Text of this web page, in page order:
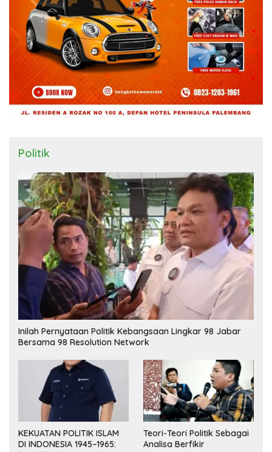
Politik
Inilah Pernyataan Politik Kebangsaan Lingkar 98 Jabar
Bersama 98 Resolution Network
KEKUATAN POLITIK ISLAM
DI INDONESIA 1945–1965:
Teori-Teori Politik Sebagai
Analisa Berfikir